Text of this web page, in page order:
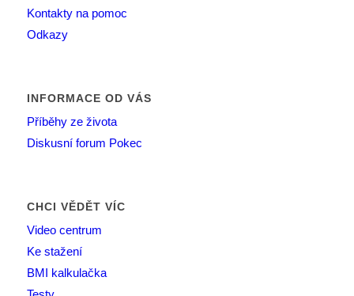
Kontakty na pomoc
Odkazy
INFORMACE OD VÁS
Příběhy ze života
Diskusní forum Pokec
CHCI VĚDĚT VÍC
Video centrum
Ke stažení
BMI kalkulačka